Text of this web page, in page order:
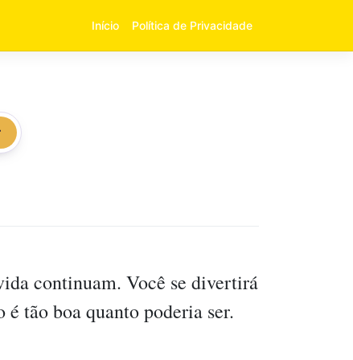
Início Política de Privacidade
continuam. Você se divertirá
tão boa quanto poderia ser.